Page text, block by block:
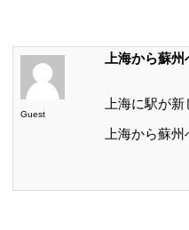
Guest
上海から蘇
上海に駅が
上海から蘇